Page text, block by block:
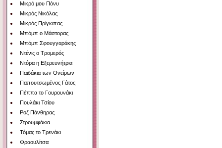
Μικρό μου Πόνυ
Μικρός Νικόλας
Μικρός Πρίγκιπας
Μπόμπ ο Μάστορας
Μπόμπ Σφουγγαράκης
Ντένις ο Τρομερός
Ντόρα η Εξερευνήτρια
Παιδάκια των Ονείρων
Παπουτσωμένος Γάτος
Πέππα το Γουρουνάκι
Πουλάκι Τσίου
Ροζ Πάνθηρας
Στρουμφάκια
Τόμας το Τρενάκι
Φραουλίτσα